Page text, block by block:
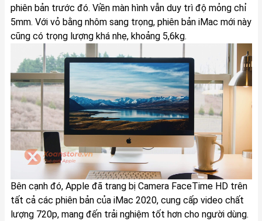
phiên bản trước đó. Viền màn hình vẫn duy trì độ mỏng chỉ
5mm. Với vỏ bằng nhôm sang trọng, phiên bản iMac mới này
cũng có trọng lượng khá nhẹ, khoảng 5,6kg.
Bên cạnh đó, Apple đã trang bị Camera FaceTime HD trên
tất cả các phiên bản của iMac 2020, cung cấp video chất
lượng 720p, mang đến trải nghiệm tốt hơn cho người dùng.